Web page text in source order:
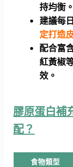
持均衡。
建議每
定打造
配合富
紅黃椒
效。
膠原蛋白補
配？
食物類型